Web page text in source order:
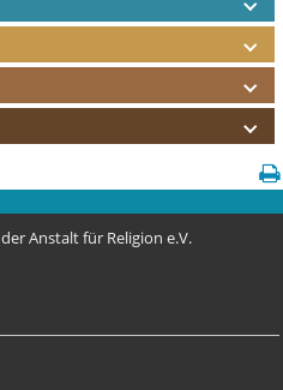
Anstalt für Religion e.V.